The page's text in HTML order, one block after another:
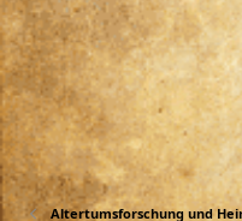
Altertumsforschung und